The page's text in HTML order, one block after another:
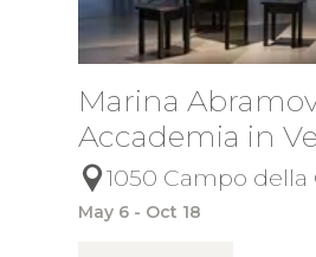
Marina
Accademia in
1050 Campo della
May 6 - Oct 18